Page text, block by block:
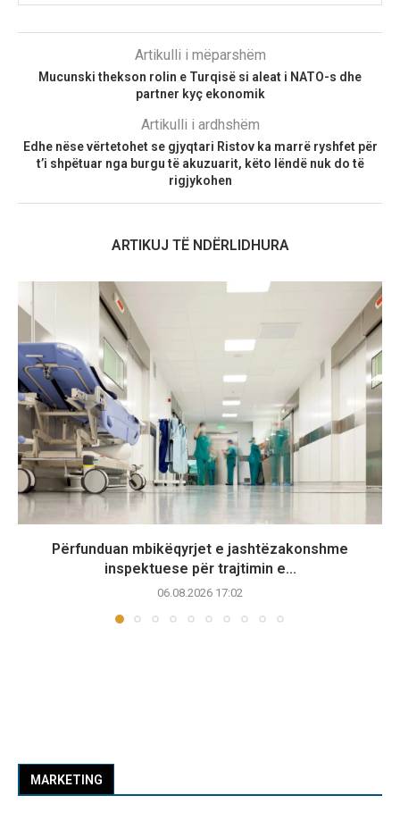
Artikulli i mëparshëm
Mucunski thekson rolin e Turqisë si aleat i NATO-s dhe
partner kyç ekonomik
Artikulli i ardhshëm
Edhe nëse vërtetohet se gjyqtari Ristov ka marrë ryshfet për
t’i shpëtuar nga burgu të akuzuarit, këto lëndë nuk do të
rigjykohen
ARTIKUJ TË NDËRLIDHURA
Përfunduan mbikëqyrjet e jashtëzakonshme
inspektuese për trajtimin e...
06.08.2026 17:02
MARKETING